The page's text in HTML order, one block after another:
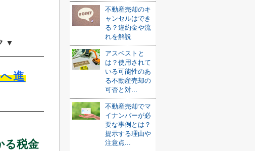
▼
進
る税金
不動産売却のキ
ャンセルはでき
る？違約金や流
れを解説
アスベストと
は？使用されて
いる可能性のあ
る不動産売却の
可否と対...
不動産売却でマ
イナンバーが必
要な事例とは？
提示する理由や
注意点...